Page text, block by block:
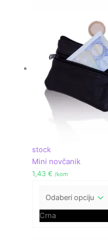
stock
Mini novčanik
1,43 € /kom
Crna